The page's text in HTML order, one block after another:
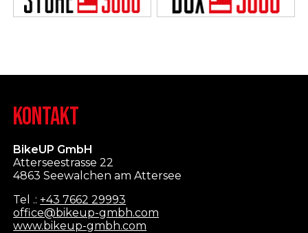
KONTAKT
BikeUP GmbH
Atterseestrasse 22
4863 Seewalchen am Attersee
Tel .:+43 7662 29993
office@bikeup-gmbh.com
www.bikeup-gmbh.com